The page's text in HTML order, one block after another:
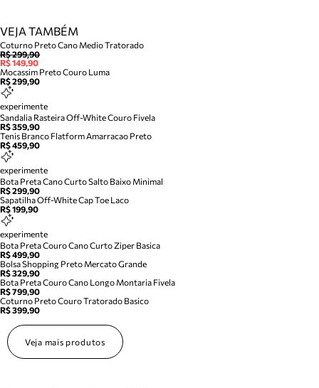
VEJA TAMBÉM
Coturno Preto Cano Medio Tratorado
R$ 299,90
R$ 149,90
Mocassim Preto Couro Luma
R$ 299,90
experimente
Sandalia Rasteira Off-White Couro Fivela
R$ 359,90
Tenis Branco Flatform Amarracao Preto
R$ 459,90
experimente
Bota Preta Cano Curto Salto Baixo Minimal
R$ 299,90
Sapatilha Off-White Cap Toe Laco
R$ 199,90
experimente
Bota Preta Couro Cano Curto Ziper Basica
R$ 499,90
Bolsa Shopping Preto Mercato Grande
R$ 329,90
Bota Preta Couro Cano Longo Montaria Fivela
R$ 799,90
Coturno Preto Couro Tratorado Basico
R$ 399,90
Veja mais produtos